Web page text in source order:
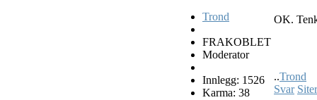
Trond
FRAKOBLET
Moderator
Innlegg: 1526
Karma: 38
OK.
..Trond
Svar Siter